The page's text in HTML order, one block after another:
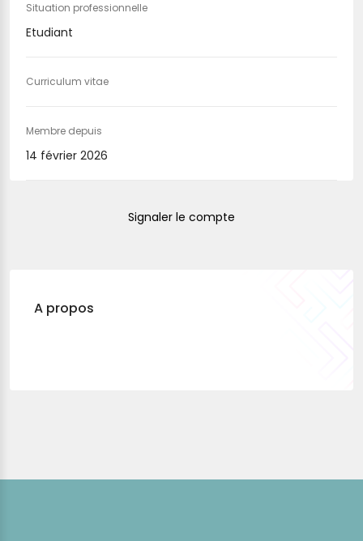
Situation professionnelle
Etudiant
Curriculum vitae
Membre depuis
14 février 2026
Signaler le compte
A propos